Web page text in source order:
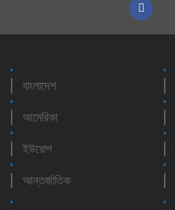
বাংলাদেশ
আমেরিকা
ইউরোপ
আন্তর্জাতিক